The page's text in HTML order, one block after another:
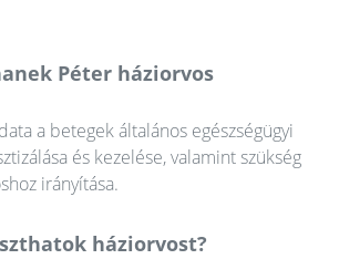
Péter háziorvos
a betegek általános egészségügyi
és kezelése, valamint szükség
irányítása.
háziorvost?